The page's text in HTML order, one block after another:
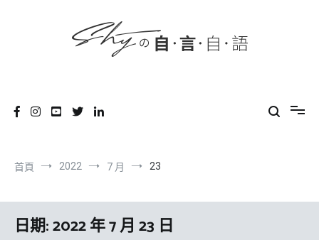
首頁 2022 7 月 23
日期:2022 年 7 月 23 日